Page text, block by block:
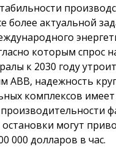
более актуальной
которым спрос
к 2030 году
ABB, надежность
комплексов
могут
000 долларов в час.